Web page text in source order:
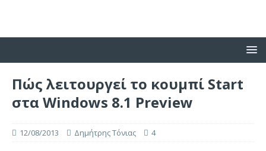
Πώς λειτουργεί το κουμπί Start
στα Windows 8.1 Preview
12/08/2013 Δημήτρης Τόνιας 4